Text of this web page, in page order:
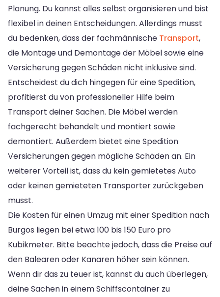
Planung. Du kannst alles selbst organisieren und bist
flexibel in deinen Entscheidungen. Allerdings musst
du bedenken, dass der fachmännische Transport,
die Montage und Demontage der Möbel sowie eine
Versicherung gegen Schäden nicht inklusive sind.
Entscheidest du dich hingegen für eine Spedition,
profitierst du von professioneller Hilfe beim
Transport deiner Sachen. Die Möbel werden
fachgerecht behandelt und montiert sowie
demontiert. Außerdem bietet eine Spedition
Versicherungen gegen mögliche Schäden an. Ein
weiterer Vorteil ist, dass du kein gemietetes Auto
oder keinen gemieteten Transporter zurückgeben
musst.
Die Kosten für einen Umzug mit einer Spedition nach
Burgos liegen bei etwa 100 bis 150 Euro pro
Kubikmeter. Bitte beachte jedoch, dass die Preise auf
den Balearen oder Kanaren höher sein können.
Wenn dir das zu teuer ist, kannst du auch überlegen,
deine Sachen in einem Schiffscontainer zu